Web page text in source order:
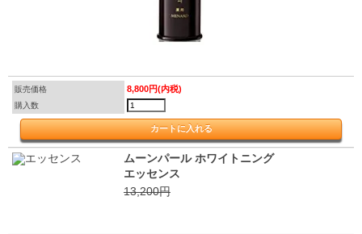
販売価格 8,800円(内税)
購入数
ムーンパール ホワイトニング
エッセンス
13,200円